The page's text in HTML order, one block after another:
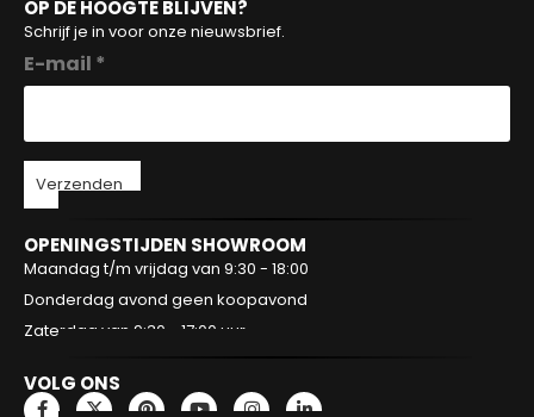
OP DE HOOGTE BLIJVEN?
Schrijf je in voor onze nieuwsbrief.
E-mail *
Verzenden
OPENINGSTIJDEN SHOWROOM
Maandag t/m vrijdag van 9:30 - 18:00
Donderdag avond geen koopavond
Zaterdag van 9:30 - 17:00 uur
VOLG ONS